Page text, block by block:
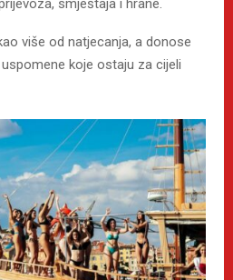
smještaja i hrane.
više od natjecanja, a donose
koje ostaju za cijeli